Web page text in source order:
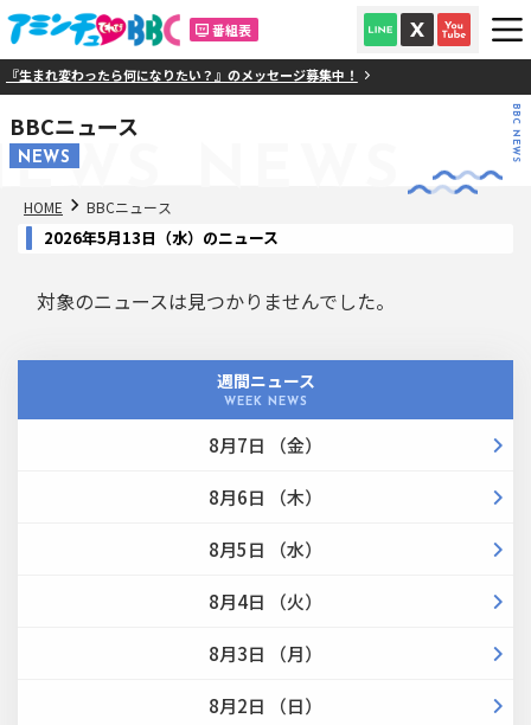
番組表
生まれ変わったら何になりたい？』のメッセージ募集中！
BBCニュース
NEWS BBC NEWS
HOME BBCニュース
2026年5月13日（水）のニュース
対象のニュースは見つかりませんでした。
週間ニュース
WEEK NEWS
8月7日 （金）
8月6日 （木）
8月5日 （水）
8月4日 （火）
8月3日 （月）
8月2日 （日）